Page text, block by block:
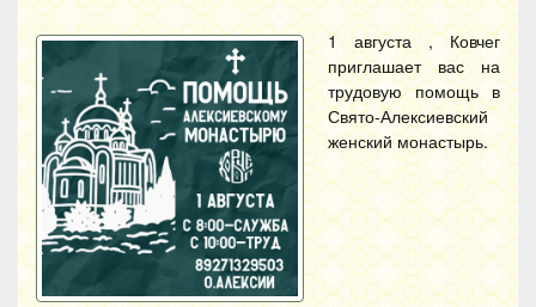
1 августа , Ковчег
приглашает вас на
трудовую помощь в
Свято-Алексиевский
женский монастырь.